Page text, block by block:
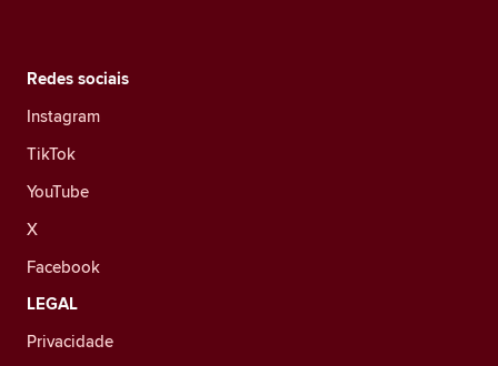
Redes sociais
Instagram
TikTok
YouTube
X
Facebook
LEGAL
Privacidade